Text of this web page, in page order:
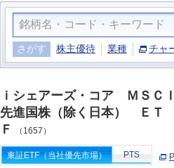
さがす 株主優待 業種 チャ
ｉシェアーズ・コア ＭＳ
先進国株（除く日本） ＥＴ
Ｆ
（1657）
東証ETF（当社優先市場） PTS